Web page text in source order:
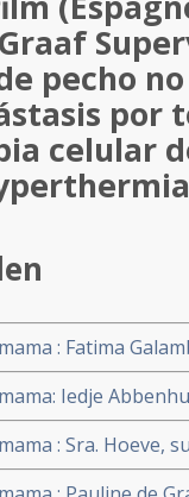
pecho
por
celular
: Fatima
a hormonas
hipertermia.
Iedje
con un
: Sra. Hoeve,
(Grado IV)